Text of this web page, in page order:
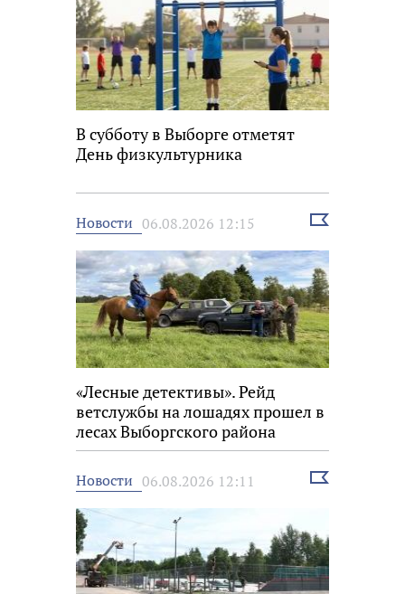
В субботу в Выборге отметят
День физкультурника
Новости 06.08.2026 12:15
Выбрать
«Лесные детективы». Рейд
ветслужбы на лошадях прошел в
лесах Выборгского района
Новости 06.08.2026 12:11
Выбрать